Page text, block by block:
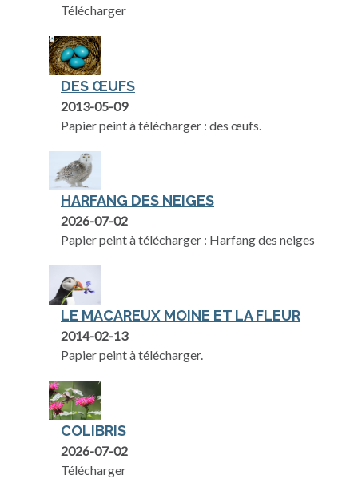
Télécharger
DES ŒUFS
2013-05-09
Papier peint à télécharger : des œufs.
HARFANG DES NEIGES
2026-07-02
Papier peint à télécharger : Harfang des neiges
LE MACAREUX MOINE ET LA FLEUR
2014-02-13
Papier peint à télécharger.
COLIBRIS
2026-07-02
Télécharger